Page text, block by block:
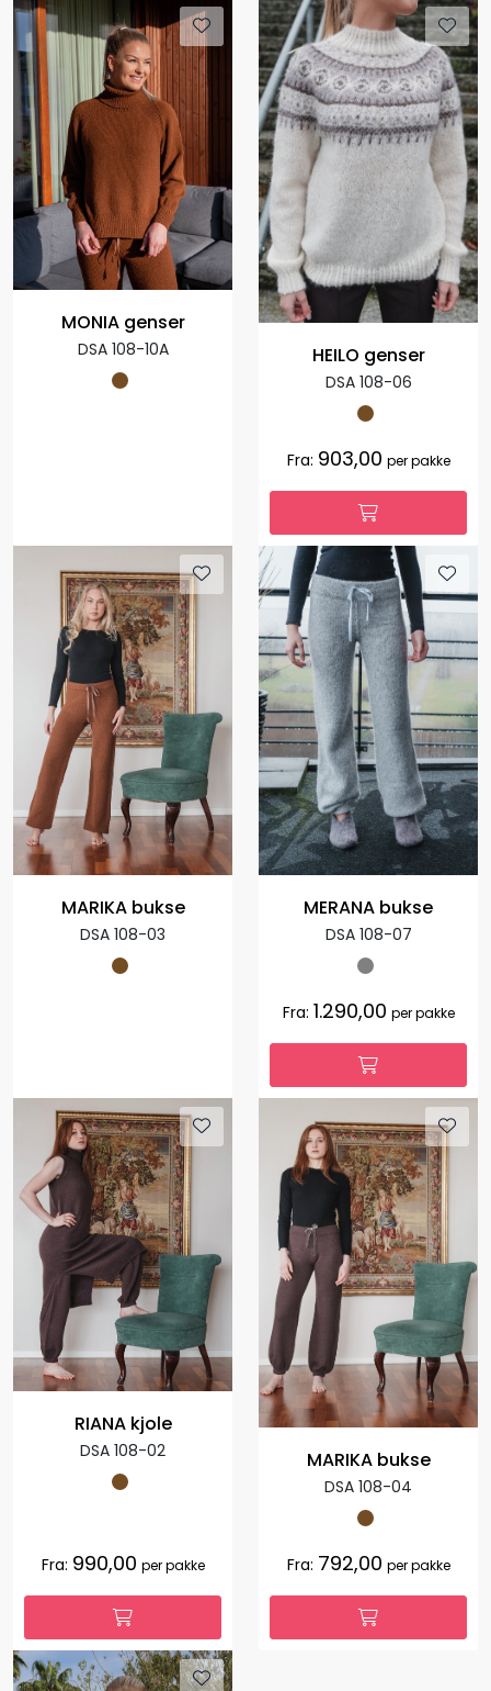
MONIA genser
DSA 108-10A HEILO genser
DSA 108-06
Fra: 903,00 per pakke
MARIKA bukse
DSA 108-03
MERANA bukse
DSA 108-07
Fra: 1.290,00 per pakke
RIANA kjole
DSA 108-02
Fra: 990,00 per pakke
MARIKA bukse
DSA 108-04
Fra: 792,00 per pakke